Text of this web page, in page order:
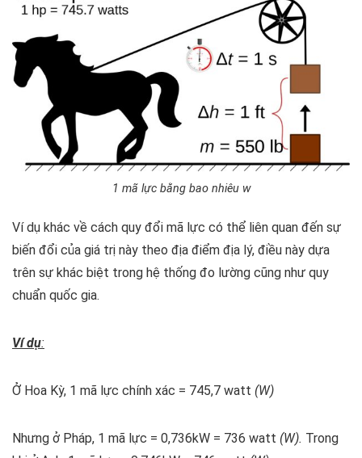
1 mã lực bằng bao nhiêu w
Ví dụ khác về cách quy đổi mã lực có thể liên quan đến sự
biến đổi của giá trị này theo địa điểm địa lý, điều này dựa
trên sự khác biệt trong hệ thống đo lường cũng như quy
chuẩn quốc gia.
Ví dụ:
Ở Hoa Kỳ, 1 mã lực chính xác = 745,7 watt (W)
Nhưng ở Pháp, 1 mã lực = 0,736kW = 736 watt (W). Trong